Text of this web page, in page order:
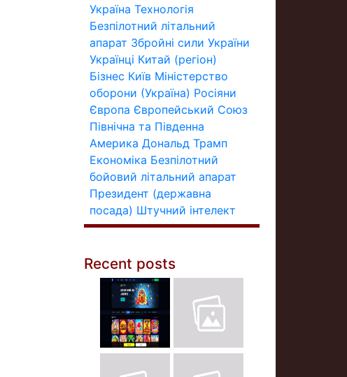
Україна Технологія
Безпілотний літальний
апарат Збройні сили України
Українці Китай (регіон)
Бізнес Київ Міністерство
оборони (Україна) Росіяни
Європа Європейський Союз
Північна та Південна
Америка Дональд Трамп
Економіка Безпілотний
бойовий літальний апарат
Президент (державна
посада) Штучний інтелект
Recent posts